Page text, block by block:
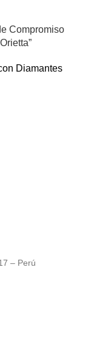
Compromiso
Diamantes
– Perú